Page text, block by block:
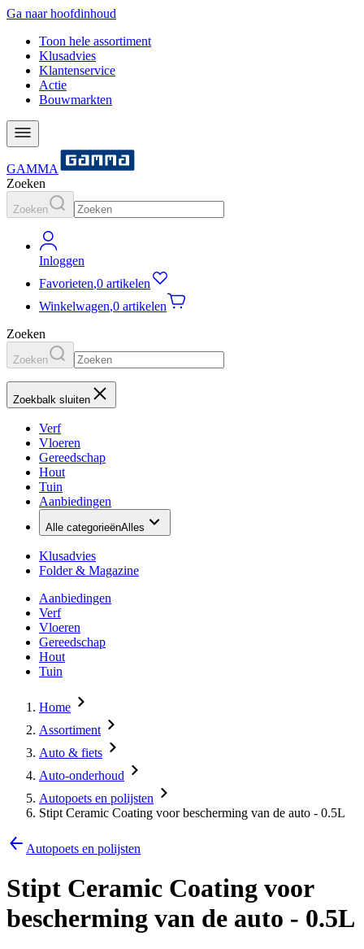
Ga naar hoofdinhoud
Toon hele assortiment
Klusadvies
Klantenservice
Actie
Bouwmarkten
GAMMA
Zoeken
Zoeken
Inloggen
Favorieten,0 artikelen
Winkelwagen,0 artikelen
Zoeken
Zoeken
Zoekbalk sluiten
Verf
Vloeren
Gereedschap
Hout
Tuin
Aanbiedingen
Alle categorieënAlles
Klusadvies
Folder & Magazine
Aanbiedingen
Verf
Vloeren
Gereedschap
Hout
Tuin
Home
Assortiment
Auto & fiets
Auto-onderhoud
Autopoets en polijsten
Stipt Ceramic Coating voor bescherming van de auto - 0.5L
Autopoets en polijsten
Stipt Ceramic Coating voor
bescherming van de auto - 0.5L